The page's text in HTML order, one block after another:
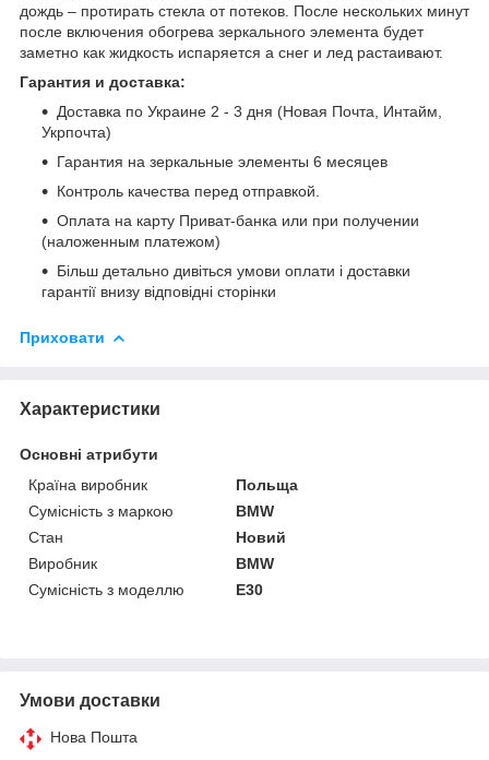
дождь – протирать стекла от потеков. После нескольких минут
после включения обогрева зеркального элемента будет
заметно как жидкость испаряется а снег и лед растаивают.
Гарантия и доставка:
Доставка по Украине 2 - 3 дня (Новая Почта, Интайм,
Укрпочта)
Гарантия на зеркальные элементы 6 месяцев
Контроль качества перед отправкой.
Оплата на карту Приват-банка или при получении
(наложенным платежом)
Більш детально дивіться умови оплати і доставки
гарантії внизу відповідні сторінки
Приховати
Характеристики
Основні атрибути
Країна виробник
Польща
Сумісність з маркою
BMW
Стан
Новий
Виробник
BMW
Сумісність з моделлю
E30
Умови доставки
Нова Пошта